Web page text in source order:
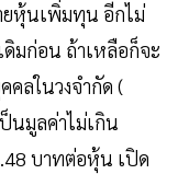
ยหุ้นเพิ่มทุน อีกไม่
มก่อน ถ้าเหลือก็จะ
ลในวงจำกัด (
นมูลค่าไม่เกิน
บาทต่อหุ้น เปิด